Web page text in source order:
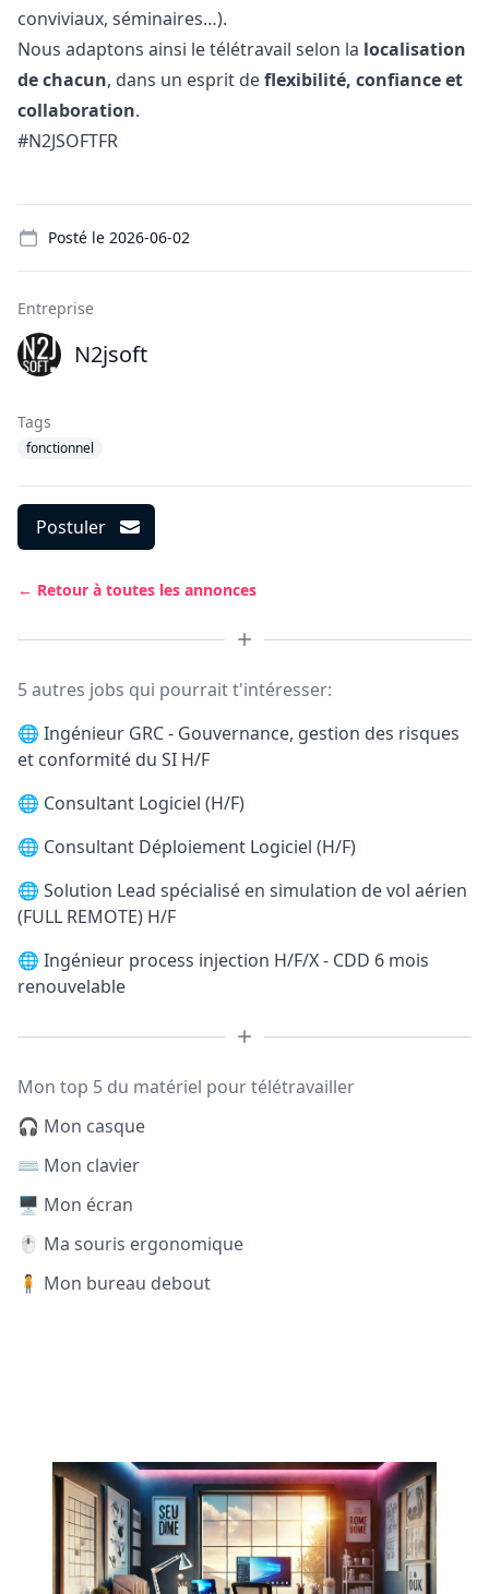
conviviaux, séminaires…).
Nous adaptons ainsi le télétravail selon la localisation
de chacun, dans un esprit deflexibilité, confiance et
collaboration.
#N2JSOFTFR
Posté le 2026-06-02
Entreprise
N2jsoft
Tags
fonctionnel
Postuler
← Retour à toutes les annonces
5 autres jobs qui pourrait t'intéresser:
🌐 Ingénieur GRC - Gouvernance, gestion des risques
et conformité du SI H/F
🌐 Consultant Logiciel (H/F)
🌐 Consultant Déploiement Logiciel (H/F)
🌐 Solution Lead spécialisé en simulation de vol aérien
(FULL REMOTE) H/F
🌐 Ingénieur process injection H/F/X - CDD 6 mois
renouvelable
Mon top 5 du matériel pour télétravailler
🎧 Mon casque
⌨️ Mon clavier
🖥️ Mon écran
🖱️ Ma souris ergonomique
🧍 Mon bureau debout